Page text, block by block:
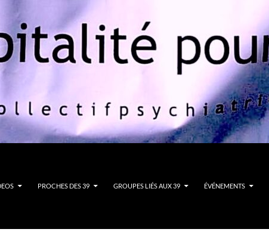
PROCHES DES 39 GROUPES LIÉS AUX 39 ÉVÉNEMENTS